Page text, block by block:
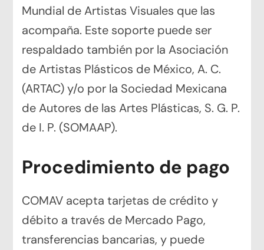
Mundial de Artistas Visuales que las
acompaña. Este soporte puede ser
respaldado también por la Asociación
de Artistas Plásticos de México, A. C.
(ARTAC) y/o por la Sociedad Mexicana
de Autores de las Artes Plásticas, S. G. P.
de I. P. (SOMAAP).
Procedimiento de pago
COMAV acepta tarjetas de crédito y
débito a través de Mercado Pago,
transferencias bancarias, y puede